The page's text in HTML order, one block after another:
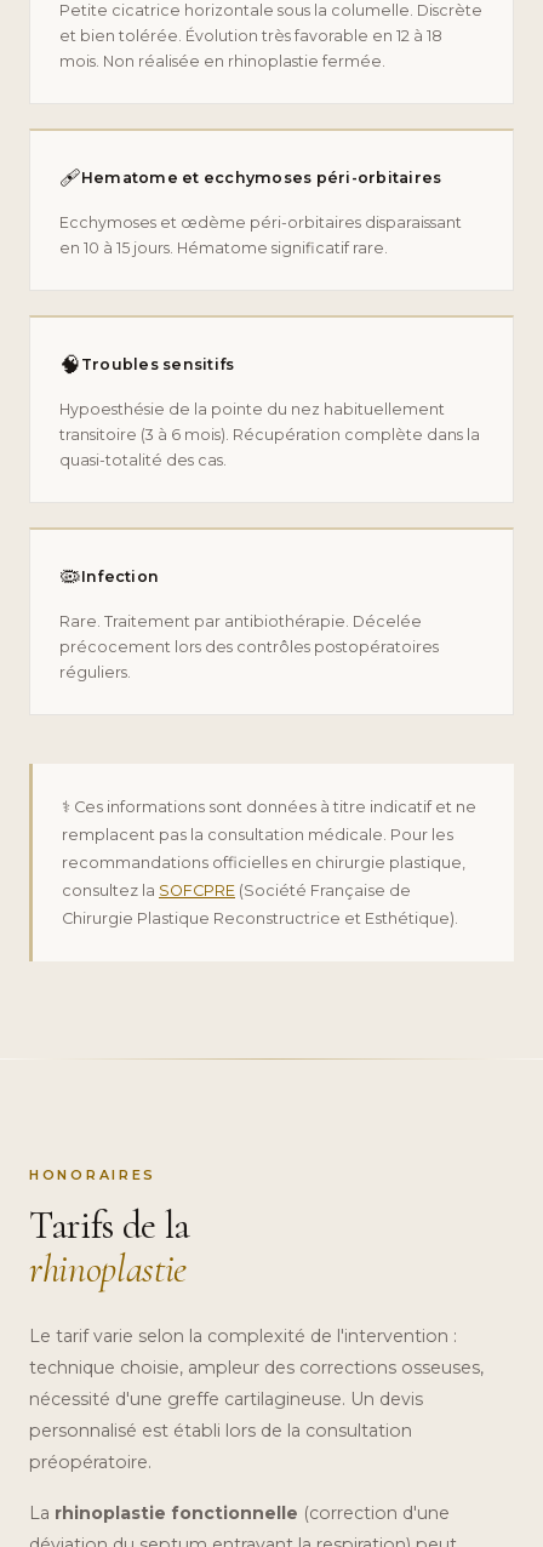
Petite cicatrice horizontale sous la columelle. Discrète
et bien tolérée. Évolution très favorable en 12 à 18
mois. Non réalisée en rhinoplastie fermée.
🩹Hematome et ecchymoses péri-orbitaires
Ecchymoses et œdème péri-orbitaires disparaissant
en 10 à 15 jours. Hématome significatif rare.
🧠 Troubles sensitifs
Hypoesthésie de la pointe du nez habituellement
transitoire (3 à 6 mois). Récupération complète dans la
quasi-totalité des cas.
🦠Infection
Rare. Traitement par antibiothérapie. Décelée
précocement lors des contrôles postopératoires
réguliers.
⚕️ Ces informations sont données à titre indicatif et ne
remplacent pas la consultation médicale. Pour les
recommandations officielles en chirurgie plastique,
consultez la SOFCPRE (Société Française de
Chirurgie Plastique Reconstructrice et Esthétique).
HONORAIRES
Tarifs de la
rhinoplastie
Le tarif varie selon la complexité de l'intervention :
technique choisie, ampleur des corrections osseuses,
nécessité d'une greffe cartilagineuse. Un devis
personnalisé est établi lors de la consultation
préopératoire.
La rhinoplastie fonctionnelle (correction d'une